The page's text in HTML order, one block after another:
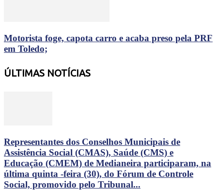
Motorista foge, capota carro e acaba preso pela PRF
em Toledo;
ÚLTIMAS NOTÍCIAS
Representantes dos Conselhos Municipais de
Assistência Social (CMAS), Saúde (CMS) e
Educação (CMEM) de Medianeira participaram, na
última quinta -feira (30), do Fórum de Controle
Social, promovido pelo Tribunal...